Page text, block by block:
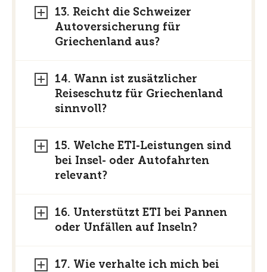
13. Reicht die Schweizer
Autoversicherung für
Griechenland aus?
14. Wann ist zusätzlicher
Reiseschutz für Griechenland
sinnvoll?
15. Welche ETI-Leistungen sind
bei Insel- oder Autofahrten
relevant?
16. Unterstützt ETI bei Pannen
oder Unfällen auf Inseln?
17. Wie verhalte ich mich bei